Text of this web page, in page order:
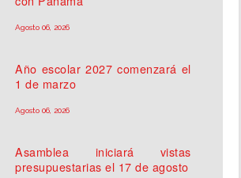
Agosto 06, 2026
Año escolar 2027 comenzará el
1 de marzo
Agosto 06, 2026
Asamblea iniciará vistas
presupuestarias el 17 de agosto